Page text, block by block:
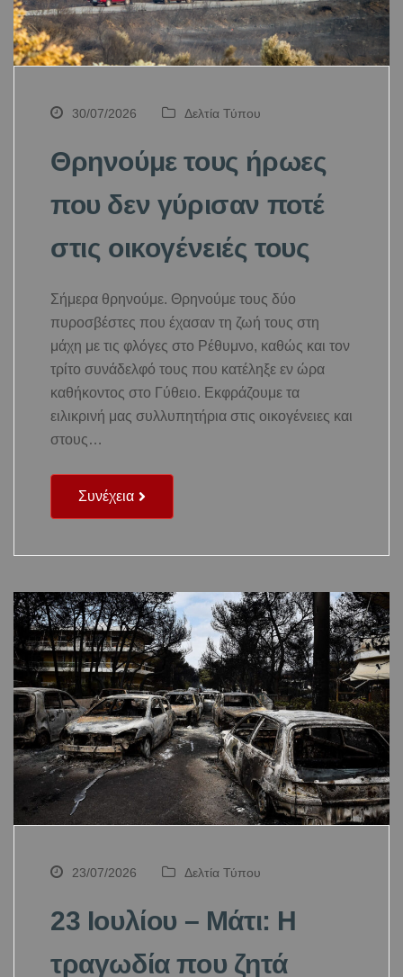
30/07/2026 Δελτία Τύπου
Θρηνούμε τους ήρωες
που δεν γύρισαν ποτέ
στις οικογένειές τους
Σήμερα θρηνούμε. Θρηνούμε τους δύο
πυροσβέστες που έχασαν τη ζωή τους στη
μάχη με τις φλόγες στο Ρέθυμνο, καθώς και τον
τρίτο συνάδελφό τους που κατέληξε εν ώρα
καθήκοντος στο Γύθειο. Εκφράζουμε τα
ειλικρινή μας συλλυπητήρια στις οικογένειες και
στους…
Συνέχεια
23/07/2026 Δελτία Τύπου
23 Ιουλίου – Μάτι: Η
τραγωδία που ζητά